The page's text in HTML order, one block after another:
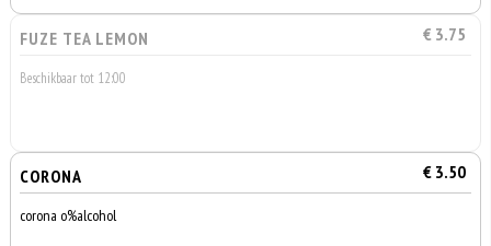
FUZE TEA LEMON € 3.75
Beschikbaar tot 12:00
CORONA € 3.50
corona o%alcohol